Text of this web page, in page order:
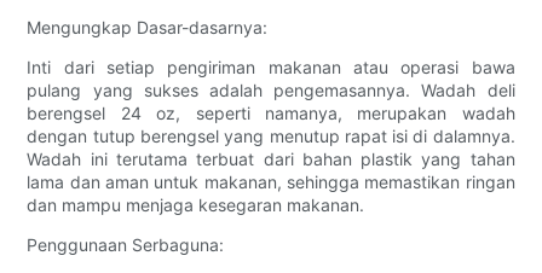
Mengungkap Dasar-dasarnya:
Inti dari setiap pengiriman makanan atau operasi bawa
pulang yang sukses adalah pengemasannya. Wadah deli
berengsel 24 oz, seperti namanya, merupakan wadah
dengan tutup berengsel yang menutup rapat isi di dalamnya.
Wadah ini terutama terbuat dari bahan plastik yang tahan
lama dan aman untuk makanan, sehingga memastikan ringan
dan mampu menjaga kesegaran makanan.
Penggunaan Serbaguna: